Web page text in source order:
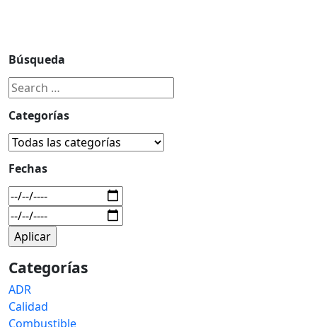
Búsqueda
Categorías
Fechas
Categorías
ADR
Calidad
Combustible